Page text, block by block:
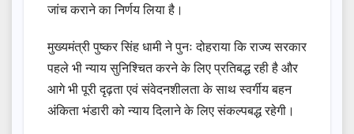
जांच कराने का निर्णय लिया है।
मुख्यमंत्री पुष्कर सिंह धामी ने पुनः दोहराया कि राज्य सरकार
पहले भी न्याय सुनिश्चित करने के लिए प्रतिबद्ध रही है और
आगे भी पूरी दृढ़ता एवं संवेदनशीलता के साथ स्वर्गीय बहन
अंकिता भंडारी को न्याय दिलाने के लिए संकल्पबद्ध रहेगी।